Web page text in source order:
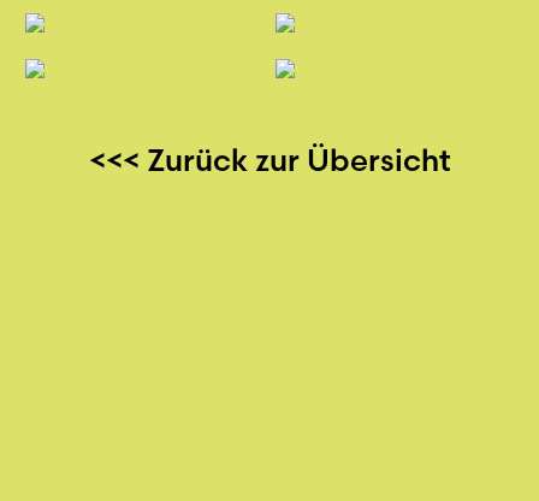
<<< Zurück zur Übersicht